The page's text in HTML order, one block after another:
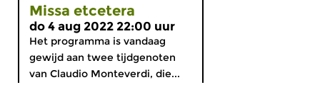
Missa etcetera
do 4 aug 2022 22:00 uur
Het programma is vandaag
gewijd aan twee tijdgenoten
van Claudio Monteverdi, die...